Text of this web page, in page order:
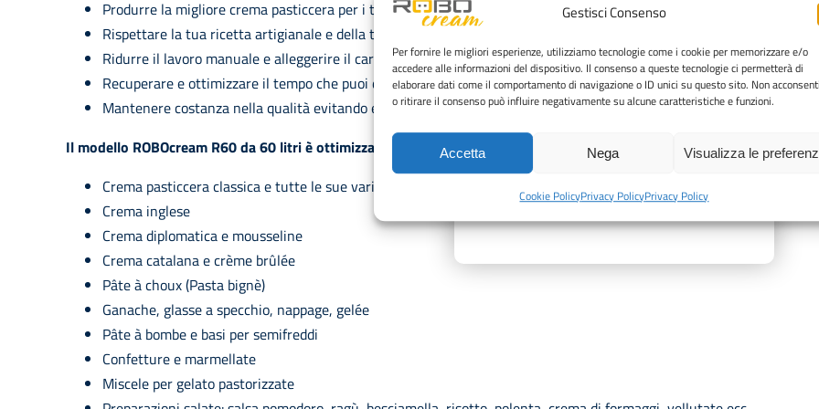
Gestisci Consenso
Per fornire le migliori esperienze, utilizziamo tecnologie come i cookie per memorizzare e/o
accedere alle informazioni del dispositivo. Il consenso a queste tecnologie ci permetterà di
elaborare dati come il comportamento di navigazione o ID unici su questo sito. Non
o ritirare il consenso può influire negativamente su alcune caratteristiche e funzioni.
Accetta Nega Visualizza le
Cookie PolicyPrivacy PolicyPrivacy Policy
Produrre la migliore crema pasticcera per i tuoi clienti
Rispettare la tua ricetta artigianale e della tua tradizione
Ridurre il lavoro manuale e alleggerire il carico operativo
Recuperare e ottimizzare il tempo che puoi dedicare ad attività di maggior valore
Mantenere costanza nella qualità evitando errori e sprechi
Il modello ROBOcream R60 da 60 litri è ottimizzato per la produzione di:
Crema pasticcera classica e tutte le sue varianti di gusto
Crema inglese
Crema diplomatica e mousseline
Crema catalana e crème brûlée
Pâte à choux (Pasta bignè)
Ganache, glasse a specchio, nappage, gelée
Pâte à bombe e basi per semifreddi
Confetture e marmellate
Miscele per gelato pastorizzate